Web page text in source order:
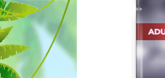
Для рыбок
Для рептилий
Процедуры
Обследование
Лаборатория